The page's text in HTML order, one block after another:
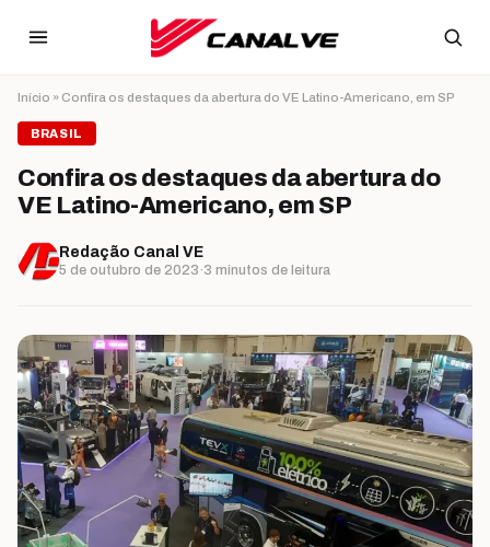
Início » Confira os destaques da abertura do VE Latino-Americano, em SP
BRASIL
Confira os destaques da abertura do
VE Latino-Americano, em SP
Redação Canal VE
5 de outubro de 2023·3 minutos de leitura